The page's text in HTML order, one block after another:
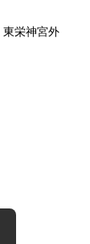
東栄神宮外